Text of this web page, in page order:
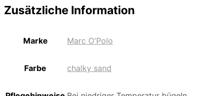
Zusätzliche Information
Marke Marc O'Polo
Farbe chalky sand